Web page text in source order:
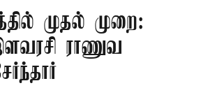
முதல் முறை:
ராணுவ